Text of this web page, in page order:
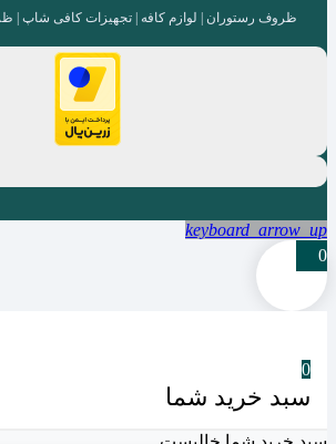
ظروف رستوران | لوازم کافه | تجهیزات کافی شاپ
keyboard_arrow_up
0
0
سبد خرید شما